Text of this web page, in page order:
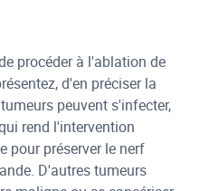
procéder à l'ablation de
d'en préciser la
peuvent s'infecter,
rend l'intervention
pour préserver le nerf
D'autres tumeurs